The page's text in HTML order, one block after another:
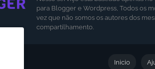
para Blogger e Wordpress, Todos os
vez que não somos os autores dos
compartilhamento.
Inicio